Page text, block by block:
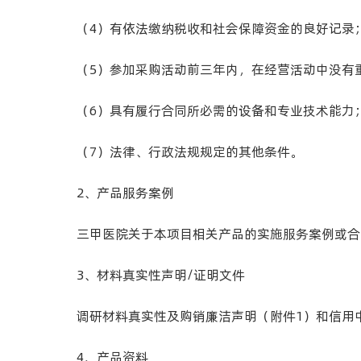
（4）有依法缴纳税收和社会保障资金的良好记录；
（5）参加采购活动前三年内，在经营活动中没有
（6）具有履行合同所必需的设备和专业技术能力；
（7）法律、行政法规规定的其他条件。
2、产品服务案例
三甲医院关于本项目相关产品的实施服务案例或合
3、材料真实性声明/证明文件
调研材料真实性及购销廉洁声明（附件1 ）和信用
4、产品资料